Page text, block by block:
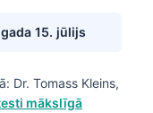
15. jūlijs
Dr. Tomass Kleins,
mākslīgā